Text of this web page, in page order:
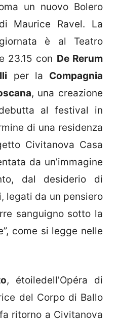
un nuovo Bolero
Maurice Ravel. La
è al Teatro
23.15 con De Rerum
per la Compagnia
, una creazione
al festival in
di una residenza
Civitanova Casa
da un’immagine
dal desiderio di
legati da un pensiero
sanguigno sotto la
come si legge nelle
, étoiledell’Opéra di
del Corpo di Ballo
ritorno a Civitanova